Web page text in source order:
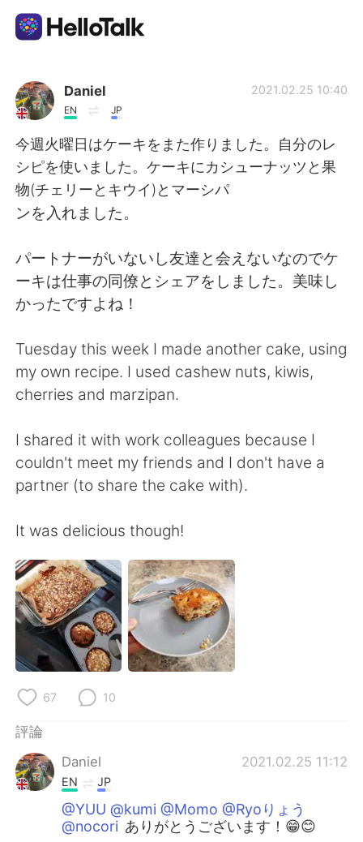
語言交換應用
AI Grammar Checker
繁體中文
Español العربية
日本語 한국어
Indonesia Italiano
Türkçe Tiếng Việt
Português
Daniel
EN JP
2021.02.25 10:40
今週火曜日はケーキをまた作りました。自分のレ
シピを使いました。ケーキにカシューナッツと果
物(チェリーとキウイ)とマーシパ
ンを入れました。
パートナーがいないし友達と会えないなのでケ
ーキは仕事の同僚とシェアをしました。美味し
かったですよね！
Tuesday this week I made another cake, using
my own recipe. I used cashew nuts, kiwis,
cherries and marzipan.
I shared it with work colleagues because I
couldn't meet my friends and I don't have a
partner (to share the cake with).
It was delicious though!
67 10
評論
Daniel
2021.02.25 11:12
EN JP
@YUU @kumi @Momo @Ryoりょう
@nocori ありがとうございます！😁😊